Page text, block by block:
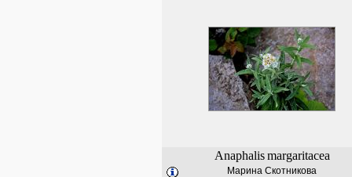
Anaphalis margaritacea
Марина Скотникова